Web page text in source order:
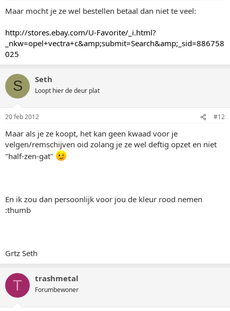
Maar mocht je ze wel bestellen betaal dan niet te veel:
http://stores.ebay.com/U-Favorite/_i.html?
_nkw=opel+vectra+c&amp;submit=Search&amp;_sid=886758
025
S Seth
Loopt hier de deur plat
20 feb 2012 #12
Maar als je ze koopt, het kan geen kwaad voor je
velgen/remschijven oid zolang je ze wel deftig opzet en niet
"half-zen-gat"
En ik zou dan persoonlijk voor jou de kleur rood nemen
:thumb
Grtz Seth
T trashmetal
Forumbewoner